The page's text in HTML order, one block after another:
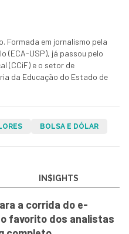
Formada em jornalismo pela
(ECA-USP), já passou pelo
(CCiF) e o setor de
da Educação do Estado de
BOLSA E DÓLAR
IN$IGHTS
a corrida do e-
favorito dos analistas